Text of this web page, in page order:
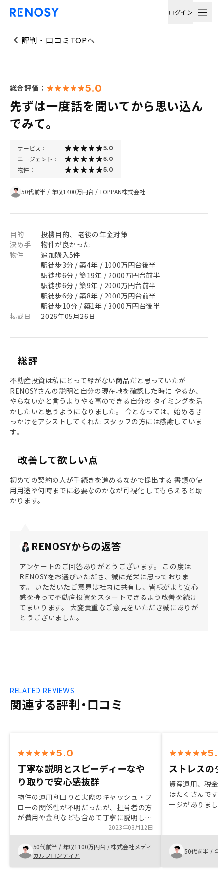
ログイン
評判・口コミTOPへ
総合評価： 5.0
先ずは一度話を聞いてから思い込ん
でみて。
サービス： 5.0
エージェント： 5.0
物件： 5.0
50代前半 / 年収1400万円台 /TOPPAN株式会社
目的
投機目的、 老後の年金対策
決め手
物件が良かった
物件
追加購入5件
駅徒歩3分 / 築4年 / 1000万円台後半
駅徒歩6分 / 築19年 / 2000万円台前半
駅徒歩6分 / 築9年 / 2000万円台前半
駅徒歩6分 / 築8年 / 2000万円台前半
駅徒歩10分 / 築1年 / 3000万円台後半
掲載日
2026年05月26日
総評
不動産投資は私にとって縁がない商品だと思っていたが
RENOSYさんの説明と自分の現在地を確認した時に やるか、
やらないかと言うよりやる事のできる自分の タイミングを活
かしたいと思うようになりました。 今となっては、始めるき
っかけをアシストしてくれた スタッフの方には感謝していま
す。
改善して欲しい点
初めての契約の人が手続きを進めるなかで提出する 書類の使
用用途や何時までに必要なのかなが可視化 してもらえると助
かります。
RENOSYからの返答
アンケートのご回答ありがとうございます。 この度は
RENOSYをお選びいただき、誠に光栄に思っておりま
す。 いただいたご意見は社内に共有し、皆様がより安心
感を持って不動産投資をスタートできるよう改善を続け
てまいります。 大変貴重なご意見をいただき誠にありが
とうございました。
関連する評判・口コミ
RELATED REVIEWS
5.0
丁寧な説明とスピーディーなや
り取りで安心感抜群
物件の運用利回りと実際のキャッシュ・フ
ローの関係性が不明だったが、担当者の方
が費用や金利なども含めて丁寧に説明して
下さり理解度が深まって投資を具体的に検
討することができた。LINEを使ったやり
とりもスピーディーであり、複数の担当者
様によるサポート体制もしっかりしていて
安心感があった。特にありません
2023年03月12日
50代前半 / 年収1100万円台 /株式会社メディ
カルフロンティア
ストレスの
資産運用、税
はたくさんで
ージがありま
年後だと思い
そうです。
50代前半 /